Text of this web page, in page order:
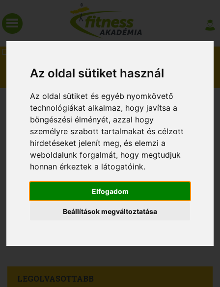
Az oldal sütiket használ
Az oldal sütiket és egyéb nyomkövető
technológiákat alkalmaz, hogy javítsa a
böngészési élményét, azzal hogy
személyre szabott tartalmakat és célzott
hirdetéseket jelenít meg, és elemzi a
weboldalunk forgalmát, hogy megtudjuk
honnan érkeztek a látogatóink.
Elfogadom
Beállítások megváltoztatása
MAGAZIN
CORE STIX INSTRUKTOR
2017. május 4.
Következő képzés: 2018. november 17.
LEGOLVASOTTABB